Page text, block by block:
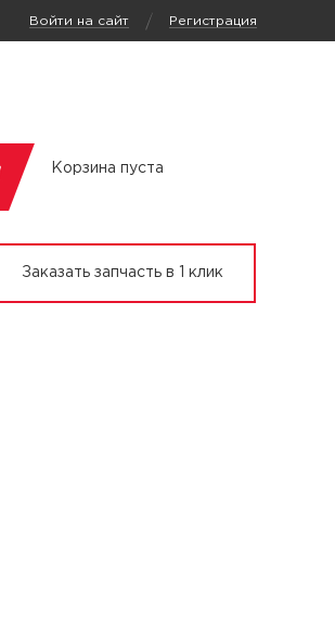
Войти на сайт / Регистрация
Корзина пуста
Заказать запчасть в 1 клик